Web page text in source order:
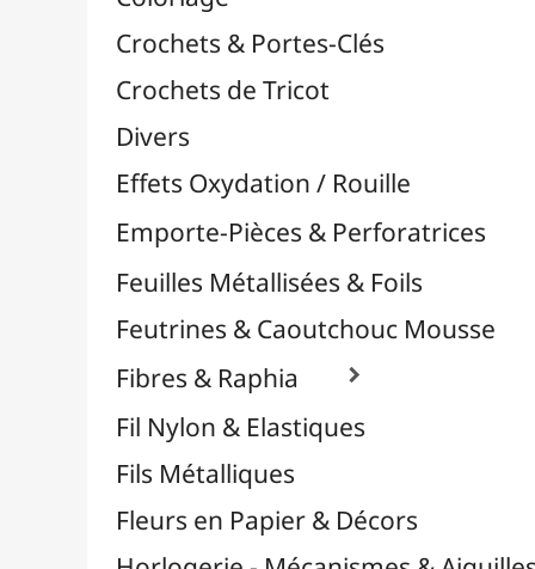
Oeillets & Rivets
Petites Pinces
Pinces & Outils
Plantes & Jardin
Plastique Fou
Polyphane
Poncage / Émeri
Quilling / Pliage
Sable, Strass & Paillettes 
Savons
Sublimation
Supports en Cercles
Washi Tape / Masking Tape
EFCOLOR - Émaux à Froid